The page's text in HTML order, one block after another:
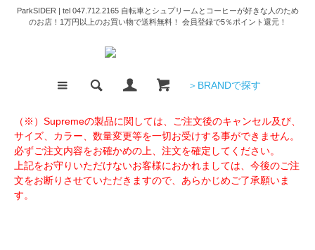
ParkSIDER | tel 047.712.2165 自転車とシュプリームとコーヒーが好きな人のため
のお店！1万円以上のお買い物で送料無料！ 会員登録で5％ポイント還元！
＞BRANDで探す
（※）Supremeの製品に関しては、ご注文後のキャンセル及び、
サイズ、カラー、数量変更等を一切お受けする事ができません。
必ずご注文内容をお確かめの上、注文を確定してください。
上記をお守りいただけないお客様におかれましては、今後のご注
文をお断りさせていただきますので、あらかじめご了承願いま
す。